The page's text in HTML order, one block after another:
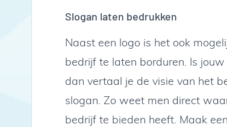
Slogan laten bedrukken
Naast een logo is het ook
bedrijf te laten borduren. Is
dan vertaal je de visie van het
slogan. Zo weet men direct
bedrijf te bieden heeft. Maak